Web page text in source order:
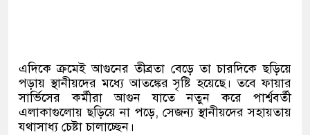
এদিকে ক্রমেই আগুনের তীব্রতা বেড়ে তা চারদিকে ছড়িয়ে
পড়ায় স্থানীয়দের মধ্যে আতঙ্কের সৃষ্টি হয়েছে। তবে ফায়ার
সার্ভিসের কর্মীরা আগুন যাতে নতুন করে পার্শ্ববর্তী
এলাকাগুলোয় ছড়িয়ে না পড়ে, সেজন্য স্থানীয়দের সহায়তায়
যথাসাধ্য চেষ্টা চালাচ্ছেন।